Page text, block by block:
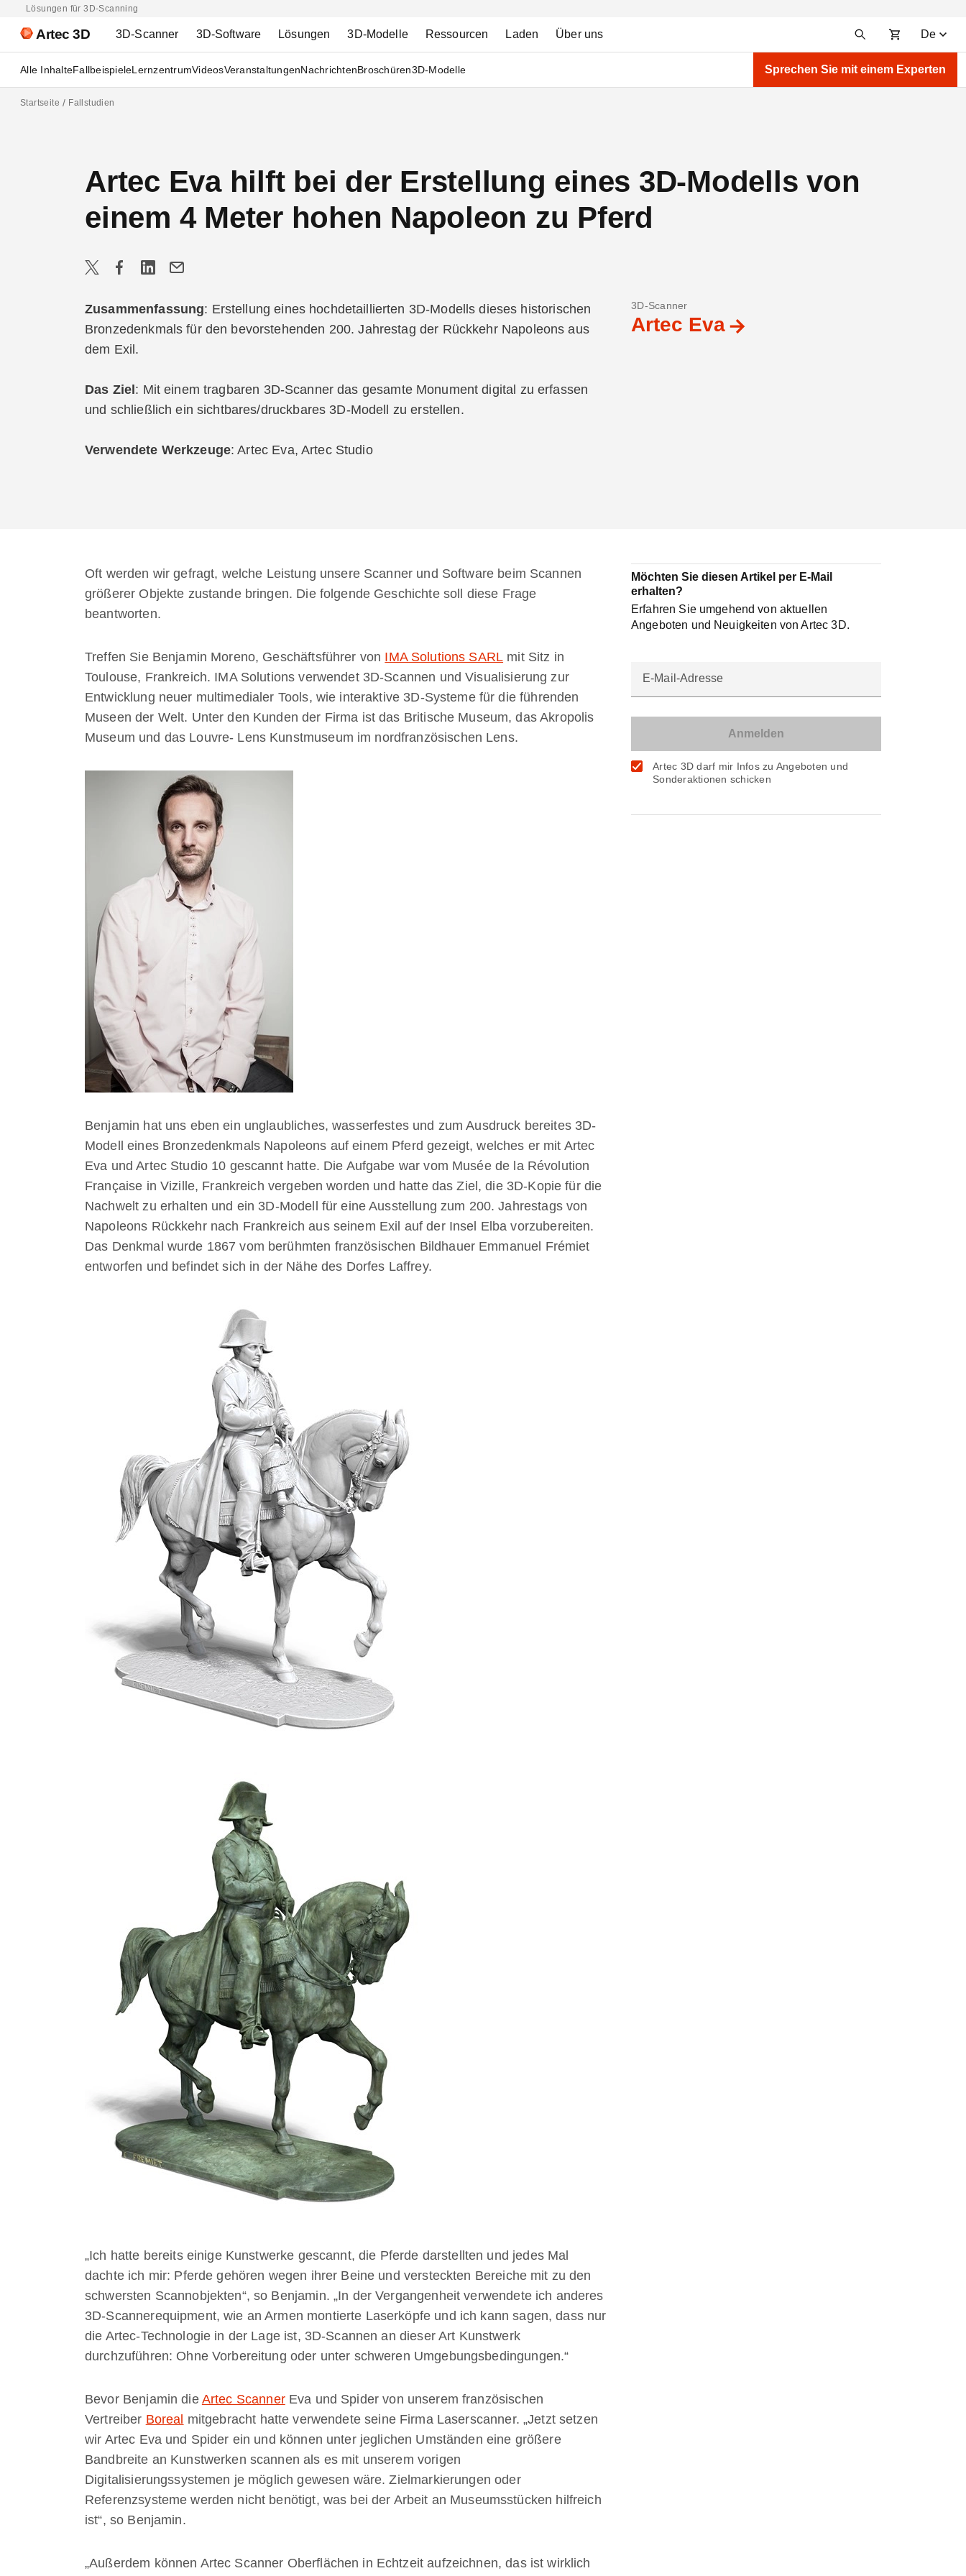
Lösungen für 3D-Scanning
Artec 3D 3D-Scanner 3D-Software Lösungen 3D-Modelle Ressourcen Laden Über uns De
Alle InhalteFallbeispieleLernzentrumVideosVeranstaltungenNachrichtenBroschüren3D-Modelle Sprechen Sie mit einem Experten
Startseite Fallstudien
Artec Eva hilft bei der Erstellung eines 3D-Modells von
einem 4 Meter hohen Napoleon zu Pferd
3D-Scanner
Artec Eva
Zusammenfassung: Erstellung eines hochdetaillierten 3D-Modells dieses historischen
Bronzedenkmals für den bevorstehenden 200. Jahrestag der Rückkehr Napoleons aus
dem Exil.
Das Ziel : Mit einem tragbaren 3D-Scanner das gesamte Monument digital zu erfassen
und schließlich ein sichtbares/druckbares 3D-Modell zu erstellen.
Verwendete Werkzeuge: Artec Eva, Artec Studio
Oft werden wir gefragt, welche Leistung unsere Scanner und Software beim Scannen
größerer Objekte zustande bringen. Die folgende Geschichte soll diese Frage
beantworten.
Treffen Sie Benjamin Moreno, Geschäftsführer von IMA Solutions SARL mit Sitz in
Toulouse, Frankreich. IMA Solutions verwendet 3D-Scannen und Visualisierung zur
Entwicklung neuer multimedialer Tools, wie interaktive 3D-Systeme für die führenden
Museen der Welt. Unter den Kunden der Firma ist das Britische Museum, das Akropolis
Museum und das Louvre- Lens Kunstmuseum im nordfranzösischen Lens.
Benjamin hat uns eben ein unglaubliches, wasserfestes und zum Ausdruck bereites 3D-
Modell eines Bronzedenkmals Napoleons auf einem Pferd gezeigt, welches er mit Artec
Eva und Artec Studio 10 gescannt hatte. Die Aufgabe war vom Musée de la Révolution
Française in Vizille, Frankreich vergeben worden und hatte das Ziel, die 3D-Kopie für die
Nachwelt zu erhalten und ein 3D-Modell für eine Ausstellung zum 200. Jahrestags von
Napoleons Rückkehr nach Frankreich aus seinem Exil auf der Insel Elba vorzubereiten.
Das Denkmal wurde 1867 vom berühmten französischen Bildhauer Emmanuel Frémiet
entworfen und befindet sich in der Nähe des Dorfes Laffrey.
„Ich hatte bereits einige Kunstwerke gescannt, die Pferde darstellten und jedes Mal
dachte ich mir: Pferde gehören wegen ihrer Beine und versteckten Bereiche mit zu den
schwersten Scannobjekten“, so Benjamin. „In der Vergangenheit verwendete ich anderes
3D-Scannerequipment, wie an Armen montierte Laserköpfe und ich kann sagen, dass nur
die Artec-Technologie in der Lage ist, 3D-Scannen an dieser Art Kunstwerk
durchzuführen: Ohne Vorbereitung oder unter schweren Umgebungsbedingungen.“
Bevor Benjamin die Artec ScannerEva und Spider von unserem französischen
Vertreiber Boreal mitgebracht hatte verwendete seine Firma Laserscanner. „Jetzt setzen
wir Artec Eva und Spider ein und können unter jeglichen Umständen eine größere
Bandbreite an Kunstwerken scannen als es mit unserem vorigen
Digitalisierungssystemen je möglich gewesen wäre. Zielmarkierungen oder
Referenzsysteme werden nicht benötigt, was bei der Arbeit an Museumsstücken hilfreich
ist“, so Benjamin.
„Außerdem können Artec Scanner Oberflächen in Echtzeit aufzeichnen, das ist wirklich
Möchten Sie diesen Artikel per E-Mail
erhalten?
Erfahren Sie umgehend von aktuellen
Angeboten und Neuigkeiten von Artec 3D.
E-Mail-Adresse
Artec 3D darf mir Infos zu Angeboten und
Sonderaktionen schicken